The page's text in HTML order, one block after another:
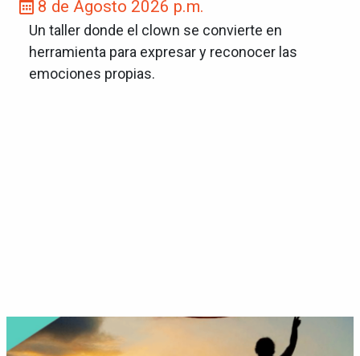
8 de Agosto 2026 p.m.
Un taller donde el clown se convierte en
herramienta para expresar y reconocer las
emociones propias.